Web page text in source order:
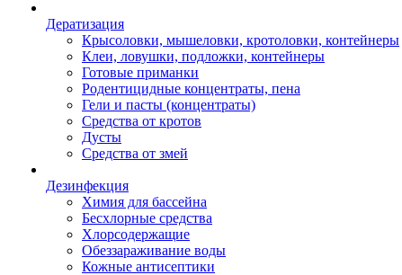
Дератизация
Крысоловки, мышеловки, кротоловки, контейнеры
Клеи, ловушки, подложки, контейнеры
Готовые приманки
Родентицидные концентраты, пена
Гели и пасты (концентраты)
Средства от кротов
Дусты
Средства от змей
Дезинфекция
Химия для бассейна
Бесхлорные средства
Хлорсодержащие
Обеззараживание воды
Кожные антисептики